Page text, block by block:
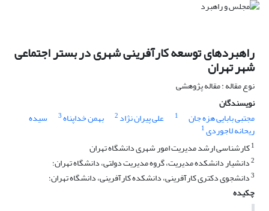
راهبردهای توسعه کارآفرینی شهری در بستر اجتماعی
شهر تهران
نوع مقاله : مقاله پژوهشی
نویسندگان
مجتبی بابایی هزه جان
1 علی پیران نژاد 2 بهمن خداپناه3 سیده
ریحانه لاجوردی1
1کارشناسی ارشد مدیریت امور شهری دانشگاه تهران
2دانشیار دانشکده مدیریت، گروه مدیریت دولتی، دانشگاه تهران؛
3دانشجوی دکتری کارآفرینی، دانشکده کارآفرینی، دانشگاه تهران؛
چکیده